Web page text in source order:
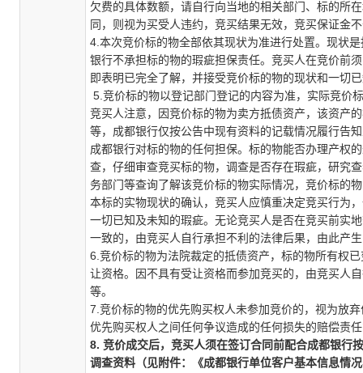
欠费的具体数额，请自行向当地的相关部门、标的所
同，则视为买受人违约，竞买结果无效，竞买保证金
4.本次竞价标的物全部依其现状为准进行处置。现状
银行不承担标的物的瑕疵担保责任。竞买人在竞价前
即表明已完全了解，并接受竞价标的物的现状和一切
5.竞价标的物以登记部门登记的内容为准，实际竞价
竞买人注意，因竞价标的物为卖方抵债资产，该资产
等，成都银行仅按公告中现有资料的记载情况履行告
成都银行对标的物的任何担保。标的物能否办理产权
查，仔细审查竞买标的物，调查是否存在瑕疵，研究
务部门等查询了解该竞价标的物实际情况，竞价标的
本标的实物现状的确认，竞买人应慎重决定竞买行为
一切已知及未知的瑕疵。无论竞买人是否在竞买前实
一致的，由竞买人自行承担不利的法律后果，由此产
6.竞价标的物为法院裁定的抵债资产，标的物所有权
让资格。因不具有受让资格而参加竞买的，由竞买人
等。
7.竞价标的物的优先购买权人未参加竞价的，视为放
优先购买权人之间任何争议造成的任何损失的赔偿责
8. 竞价成交后，竞买人须在签订合同前配合成都银行
调查资料（见附件：《成都银行单位客户基本信息情